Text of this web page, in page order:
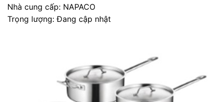
Nhà cung cấp: NAPACO
Trọng lượng: Đang cập nhật